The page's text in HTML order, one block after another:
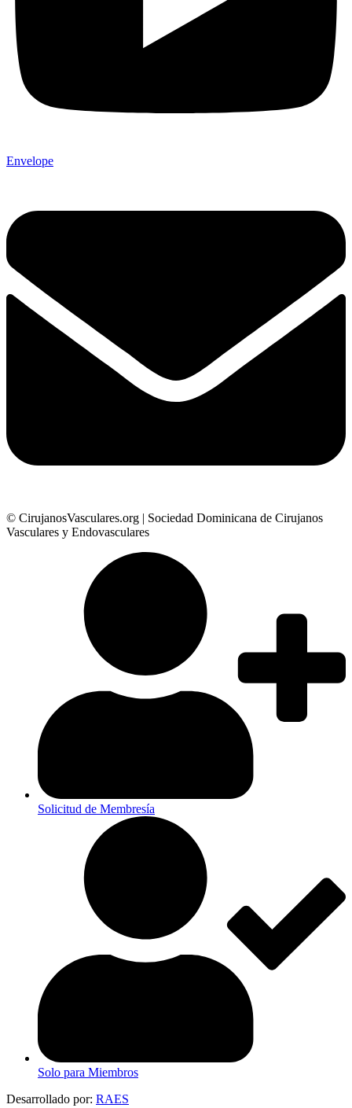
Envelope
© CirujanosVasculares.org | Sociedad Dominicana de Cirujanos
Vasculares y Endovasculares
Solicitud de Membresía
Solo para Miembros
Desarrollado por: RAES